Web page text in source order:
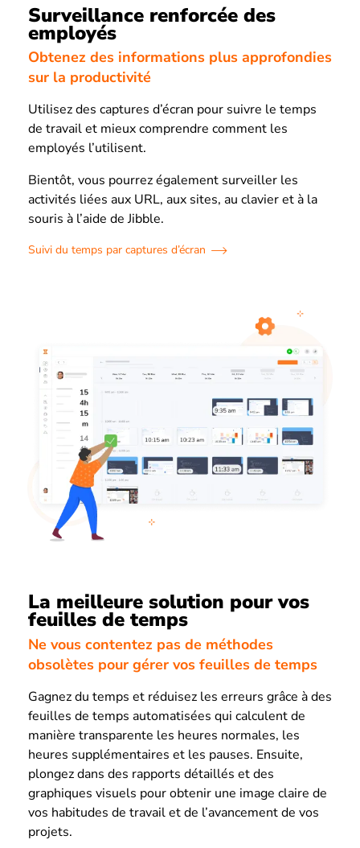
Surveillance renforcée des
employés
Obtenez des informations plus approfondies
sur la productivité
Utilisez des captures d’écran pour suivre le temps
de travail et mieux comprendre comment les
employés l’utilisent.
Bientôt, vous pourrez également surveiller les
activités liées aux URL, aux sites, au clavier et à la
souris à l’aide de Jibble.
Suivi du temps par captures d’écran
La meilleure solution pour vos
feuilles de temps
Ne vous contentez pas de méthodes
obsolètes pour gérer vos feuilles de temps
Gagnez du temps et réduisez les erreurs grâce à des
feuilles de temps automatisées qui calculent de
manière transparente les heures normales, les
heures supplémentaires et les pauses. Ensuite,
plongez dans des rapports détaillés et des
graphiques visuels pour obtenir une image claire de
vos habitudes de travail et de l’avancement de vos
projets.